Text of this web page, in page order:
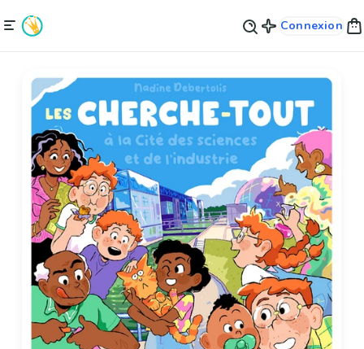
Connexion